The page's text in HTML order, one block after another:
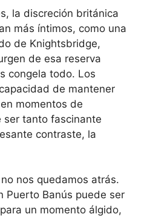
la discreción británica
más íntimos, como una
de Knightsbridge,
de esa reserva
congela todo. Los
de mantener
momentos de
ser tanto fascinante
contraste, la
nos quedamos atrás.
Puerto Banús puede ser
un momento álgido,